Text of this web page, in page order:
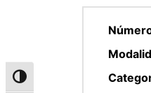
Alternar alto contraste